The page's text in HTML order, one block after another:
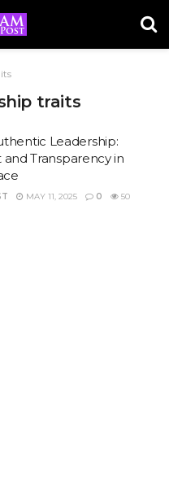
traits
Leadership:
and Transparency in
MAY 11, 2025 0 50